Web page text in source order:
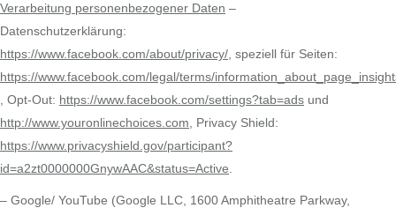
Verarbeitung personenbezogener Daten –
Datenschutzerklärung:
https://www.facebook.com/about/privacy/ , speziell für Seiten:
https://www.facebook.com/legal/terms/
, Opt-Out: https://www.facebook.com/settings?tab=ads und
http://www.youronlinechoices.com , Privacy Shield:
https://www.privacyshield.gov/participant?
id=a2zt0000000GnywAAC&status=Active
– Google/ YouTube (Google LLC, 1600 Amphitheatre Parkway,